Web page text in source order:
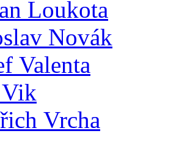
Loukota
Novák
Valenta
Vik
Vrcha